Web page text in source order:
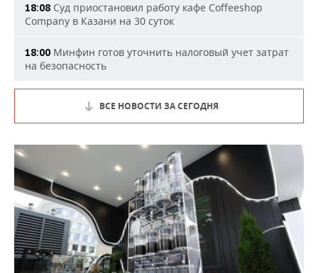
18:08 Суд приостановил работу кафе Coffeeshop
Company в Казани на 30 суток
18:00 Минфин готов уточнить налоговый учет затрат
на безопасность
ВСЕ НОВОСТИ ЗА СЕГОДНЯ